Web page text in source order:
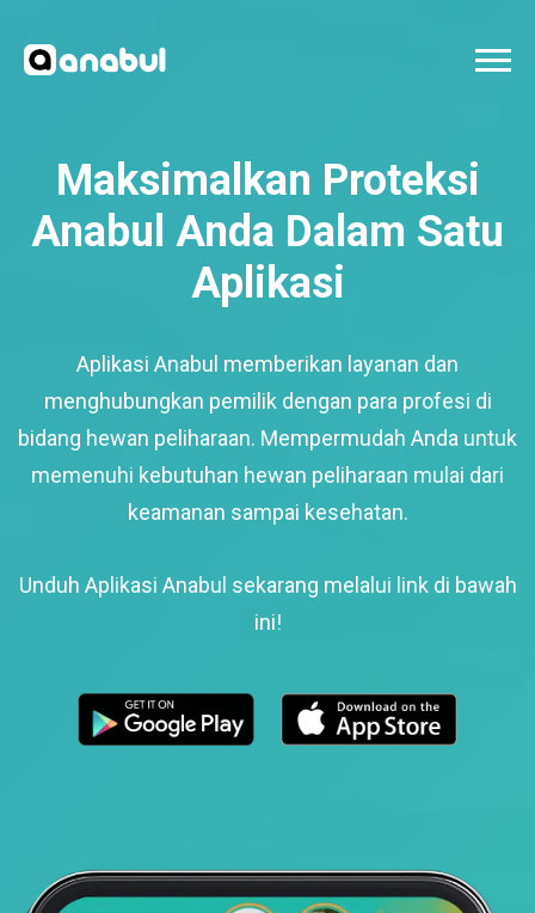
Maksimalkan Proteksi
Anabul Anda Dalam Satu
Aplikasi
Aplikasi Anabul memberikan layanan dan
menghubungkan pemilik dengan para profesi di
bidang hewan peliharaan. Mempermudah Anda untuk
memenuhi kebutuhan hewan peliharaan mulai dari
keamanan sampai kesehatan.
Unduh Aplikasi Anabul sekarang melalui link di bawah
ini!